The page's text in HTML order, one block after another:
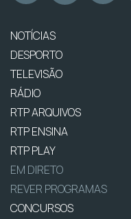
NOTÍCIAS
DESPORTO
TELEVISÃO
RÁDIO
RTP ARQUIVOS
RTP ENSINA
RTP PLAY
EM DIRETO
REVER PROGRAMAS
CONCURSOS